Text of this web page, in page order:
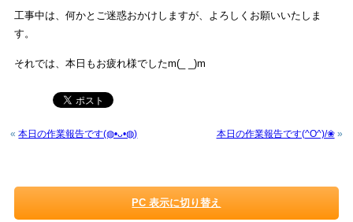
工事中は、何かとご迷惑おかけしますが、よろしくお願いいたしま
す。
それでは、本日もお疲れ様でしたm(_ _)m
«本日の作業報告です(◍•ᴗ•◍) 本日の作業報告です(^O^)/❀»
PC 表示に切り替え